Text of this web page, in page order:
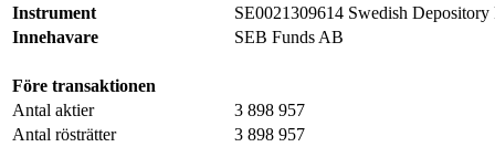
Instrument
SE0021309614 Swedish Depository
Innehavare
SEB Funds AB
Före transaktionen
Antal aktier
3 898 957
Antal rösträtter
3 898 957